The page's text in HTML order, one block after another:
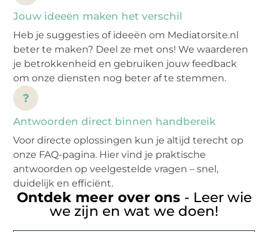
Jouw ideeën maken het verschil
Heb je suggesties of ideeën om Mediatorsite.nl
beter te maken? Deel ze met ons! We waarderen
je betrokkenheid en gebruiken jouw feedback
om onze diensten nog beter af te stemmen.
Antwoorden direct binnen handbereik
Voor directe oplossingen kun je altijd terecht op
onze FAQ-pagina. Hier vind je praktische
antwoorden op veelgestelde vragen – snel,
duidelijk en efficiënt.
Ontdek meer over ons - Leer wie
we zijn en wat we doen!